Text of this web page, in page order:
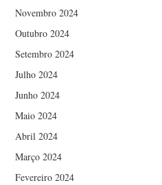
Novembro 2024
Outubro 2024
Setembro 2024
Julho 2024
Junho 2024
Maio 2024
Abril 2024
Março 2024
Fevereiro 2024